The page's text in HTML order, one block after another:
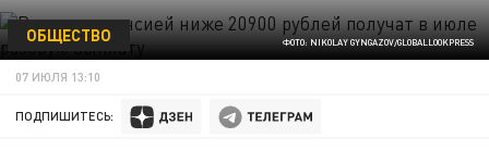
ФОТО: NIKOLAY GYNGAZOV/GLOBALLOOKPRESS
ОБЩЕСТВО
07 ИЮЛЯ 13:10
ПОДПИШИТЕСЬ: